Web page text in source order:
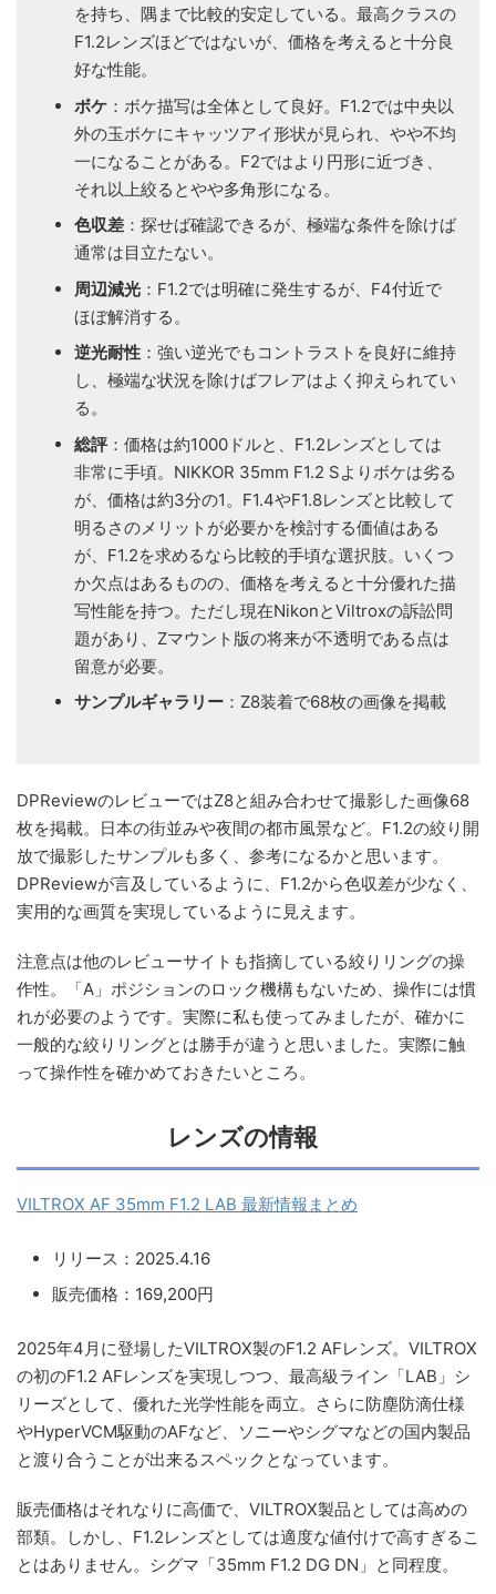
を持ち、隅まで比較的安定している。最高クラスの
F1.2レンズほどではないが、価格を考えると十分良
好な性能。
ボケ ：ボケ描写は全体として良好。F1.2では中央以
外の玉ボケにキャッツアイ形状が見られ、やや不均
一になることがある。F2ではより円形に近づき、
それ以上絞るとやや多角形になる。
色収差 ：探せば確認できるが、極端な条件を除けば
通常は目立たない。
周辺減光 ：F1.2では明確に発生するが、F4付近で
ほぼ解消する。
逆光耐性 ：強い逆光でもコントラストを良好に維持
し、極端な状況を除けばフレアはよく抑えられてい
る。
総評：価格は約1000ドルと、F1.2レンズとしては
非常に手頃。NIKKOR 35mm F1.2 Sよりボケは劣る
が、価格は約3分の1。F1.4やF1.8レンズと比較して
明るさのメリットが必要かを検討する価値はある
が、F1.2を求めるなら比較的手頃な選択肢。いくつ
か欠点はあるものの、価格を考えると十分優れた描
写性能を持つ。ただし現在NikonとViltroxの訴訟問
題があり、Zマウント版の将来が不透明である点は
留意が必要。
サンプルギャラリー ：Z8装着で68枚の画像を掲載
DPReviewのレビューではZ8と組み合わせて撮影した画像68
枚を掲載。日本の街並みや夜間の都市風景など。F1.2の絞り開
放で撮影したサンプルも多く、参考になるかと思います。
DPReviewが言及しているように、F1.2から色収差が少なく、
実用的な画質を実現しているように見えます。
注意点は他のレビューサイトも指摘している絞りリングの操
作性。「A」ポジションのロック機構もないため、操作には慣
れが必要のようです。実際に私も使ってみましたが、確かに
一般的な絞りリングとは勝手が違うと思いました。実際に触
って操作性を確かめておきたいところ。
レンズの情報
VILTROX AF 35mm F1.2 LAB 最新情報まとめ
リリース：2025.4.16
販売価格：169,200円
2025年4月に登場したVILTROX製のF1.2 AFレンズ。VILTROX
の初のF1.2 AFレンズを実現しつつ、最高級ライン「LAB」シ
リーズとして、優れた光学性能を両立。さらに防塵防滴仕様
やHyperVCM駆動のAFなど、ソニーやシグマなどの国内製品
と渡り合うことが出来るスペックとなっています。
販売価格はそれなりに高価で、VILTROX製品としては高めの
部類。しかし、F1.2レンズとしては適度な値付けで高すぎるこ
とはありません。シグマ「35mm F1.2 DG DN」と同程度。